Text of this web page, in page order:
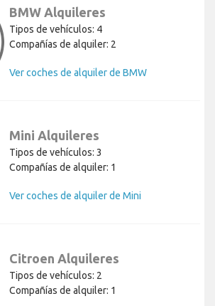
BMW Alquileres
Tipos de vehículos: 4
Compañías de alquiler: 2
Ver coches de alquiler de BMW
Mini Alquileres
Tipos de vehículos: 3
Compañías de alquiler: 1
Ver coches de alquiler de Mini
Citroen Alquileres
Tipos de vehículos: 2
Compañías de alquiler: 1